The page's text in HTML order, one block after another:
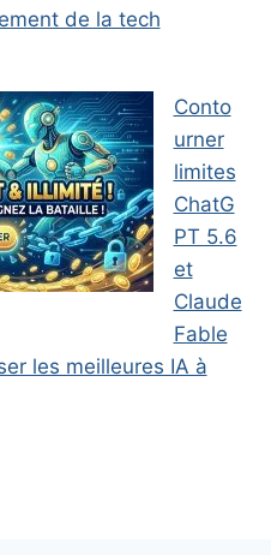
de la tech
Conto
urner
limites
ChatG
PT 5.6
et
Claude
Fable
les meilleures IA à